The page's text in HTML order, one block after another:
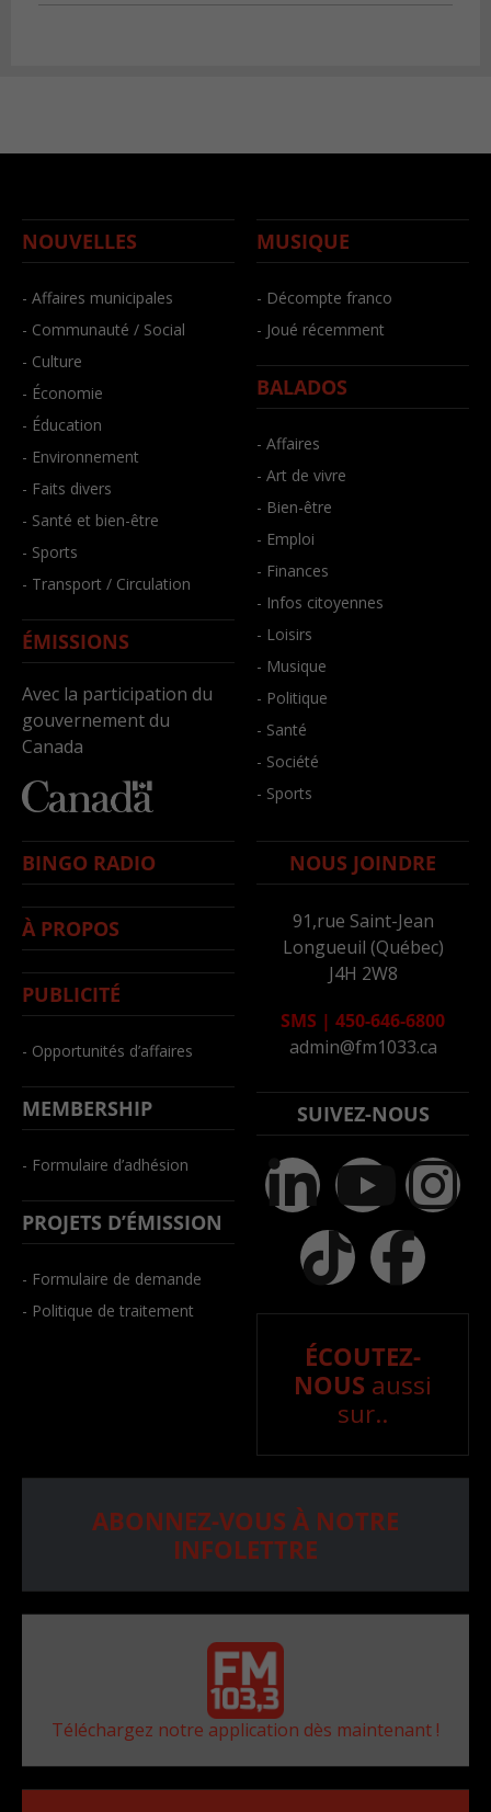
NOUVELLES
- Affaires municipales
- Communauté / Social
- Culture
- Économie
- Éducation
- Environnement
- Faits divers
- Santé et bien-être
- Sports
- Transport / Circulation
ÉMISSIONS
Avec la participation du
gouvernement du
Canada
MUSIQUE
- Décompte franco
- Joué récemment
BALADOS
- Affaires
- Art de vivre
- Bien-être
- Emploi
- Finances
- Infos citoyennes
- Loisirs
- Musique
- Politique
- Santé
- Société
- Sports
BINGO RADIO
À PROPOS
PUBLICITÉ
- Opportunités d’affaires
MEMBERSHIP
- Formulaire d’adhésion
PROJETS D’ÉMISSION
- Formulaire de demande
- Politique de traitement
NOUS JOINDRE
91,rue Saint-Jean
Longueuil (Québec)
J4H 2W8
SMS | 450-646-6800
admin@fm1033.ca
SUIVEZ-NOUS
ÉCOUTEZ-
NOUS aussi
sur..
ABONNEZ-VOUS À NOTRE
INFOLETTRE
Téléchargez notre application dès maintenant !